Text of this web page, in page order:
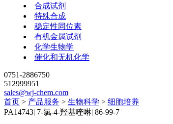
合成试剂
特殊合成
稳定性同位素
有机金属试剂
化学生物学
催化和无机化学
0751-2886750
512999951
sales@wj-chem.com
首页 > 产品服务 > 生物科学 > 细胞培养
PA14743| 7-氯-4-羟基喹啉| 86-99-7